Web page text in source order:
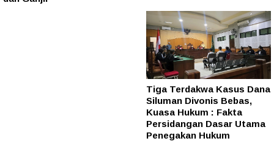
Tiga Terdakwa Kasus Dana
Siluman Divonis Bebas,
Kuasa Hukum : Fakta
Persidangan Dasar Utama
Penegakan Hukum